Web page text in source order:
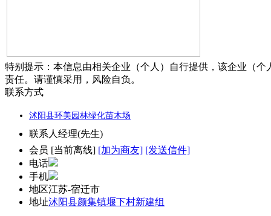
特别提示： 本信息由相关企业（个人）自行提供，该企业（
责任。请谨慎采用，风险自负。
联系方式
沭阳县环美园林绿化苗木场
联系人 经理(先生)
会员 [当前离线] [加为商友] [发送信件]
电话
手机
地区江苏-宿迁市
地址沭阳县颜集镇堰下村新建组